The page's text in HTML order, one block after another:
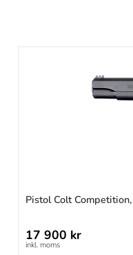
Pistol Colt
17 900 kr
inkl. moms